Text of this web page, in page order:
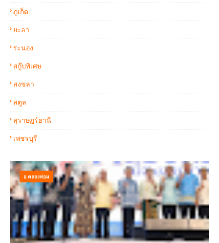
ภูเก็ต
ยะลา
ระนอง
สกู๊ปพิเศษ
สงขลา
สตูล
สุราษฏร์ธานี
เพชรบุรี
อ.คลองท่อม